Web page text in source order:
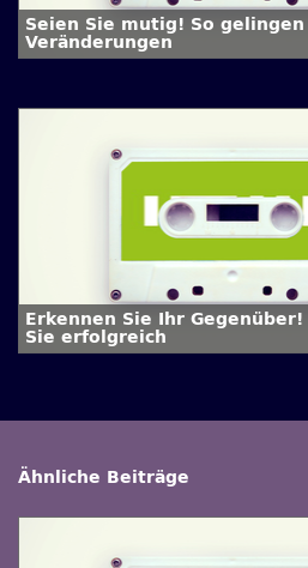
Seien Sie mutig! So
Veränderungen
Erkennen Sie Ihr
Sie erfolgreich
Ähnliche Beiträge